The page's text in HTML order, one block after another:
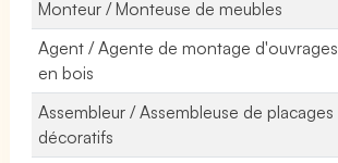
Monteur / Monteuse de meubles
Agent / Agente de montage d'ouvrages
en bois
Assembleur / Assembleuse de placages
décoratifs